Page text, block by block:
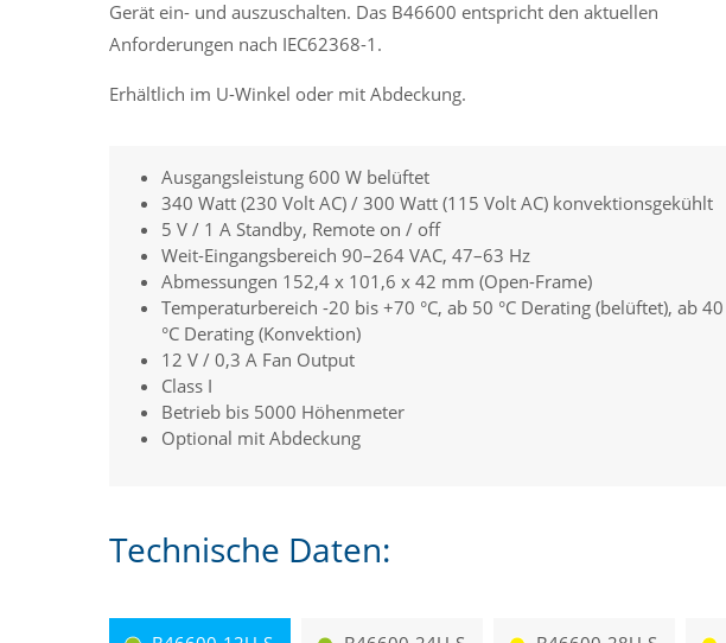
Gerät ein- und auszuschalten. Das B46600 entspricht den aktuellen
Anforderungen nach IEC62368-1.
Erhältlich im U-Winkel oder mit Abdeckung.
Ausgangsleistung 600 W belüftet
340 Watt (230 Volt AC) / 300 Watt (115 Volt AC) konvektionsgekühlt
5 V / 1 A Standby, Remote on / off
Weit-Eingangsbereich 90–264 VAC, 47–63 Hz
Abmessungen 152,4 x 101,6 x 42 mm (Open-Frame)
Temperaturbereich -20 bis +70 °C, ab 50 °C Derating (belüftet), ab 40
°C Derating (Konvektion)
12 V / 0,3 A Fan Output
Class I
Betrieb bis 5000 Höhenmeter
Optional mit Abdeckung
Technische Daten: